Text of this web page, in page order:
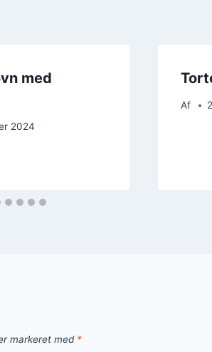
med
2024
Af
markeret med *